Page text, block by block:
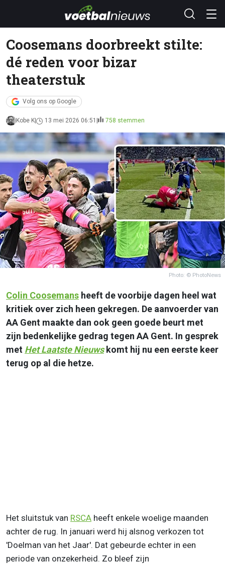
Coosemans doorbreekt stilte:
dé reden voor bizar
theaterstuk
Volg ons op Google
Kobe K 13 mei 2026 06:51 758 stemmen
Photo: © PhotoNews
Colin Coosemans heeft de voorbije dagen heel wat
kritiek over zich heen gekregen. De aanvoerder van
AA Gent maakte dan ook geen goede beurt met
zijn bedenkelijke gedrag tegen AA Gent. In gesprek
met Het Laatste Nieuwskomt hij nu een eerste keer
terug op al die hetze.
Het sluitstuk van RSCA heeft enkele woelige maanden
achter de rug. In januari werd hij alsnog verkozen tot
'Doelman van het Jaar'. Dat gebeurde echter in een
periode van onzekerheid. Zo bleef zijn